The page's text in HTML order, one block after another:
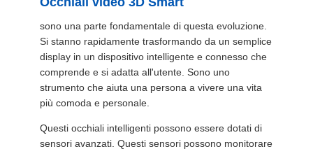
RICHIEDA
UNA
CITAZIONE
SHOPPING
sono una parte fondamentale di questa evoluzione.
Si stanno rapidamente trasformando da un semplice
display in un dispositivo intelligente e connesso che
comprende e si adatta all'utente. Sono uno
strumento che aiuta una persona a vivere una vita
più comoda e personale.
Questi occhiali intelligenti possono essere dotati di
sensori avanzati. Questi sensori possono monitorare